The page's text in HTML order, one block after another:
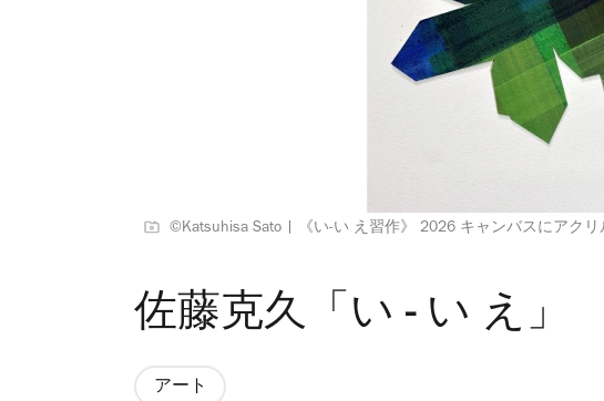
©Katsuhisa Sato | 《い-い え習作》 2026 キャンバスにアクリ
佐藤克久「い - い え」
アート